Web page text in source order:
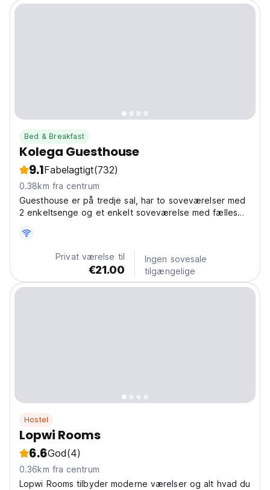
Bed & Breakfast
Kolega Guesthouse
9.1Fabelagtigt(732)
0.38km fra centrum
Guesthouse er på tredje sal, har to soveværelser med
2 enkeltsenge og et enkelt soveværelse med fælles
Privat værelse til
€21.00
Ingen sovesale
tilgængelige
Hostel
Lopwi Rooms
6.6God(4)
0.36km fra centrum
Lopwi Rooms tilbyder moderne værelser og alt hvad du